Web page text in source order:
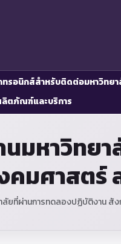
ทรอนิกส์สำหรับติดต่อมหาวิทย
ตภัณฑ์และบริการ
นมหาวิท
มศาสตร์
าลัยที่ผ่านการทดลองปฏิบัติงา